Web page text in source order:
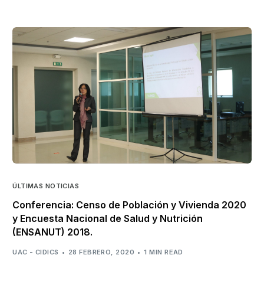
ÚLTIMAS NOTICIAS
Conferencia: Censo de Población y Vivienda 2020
y Encuesta Nacional de Salud y Nutrición
(ENSANUT) 2018.
UAC - CIDICS 28 FEBRERO, 2020 1 MIN READ